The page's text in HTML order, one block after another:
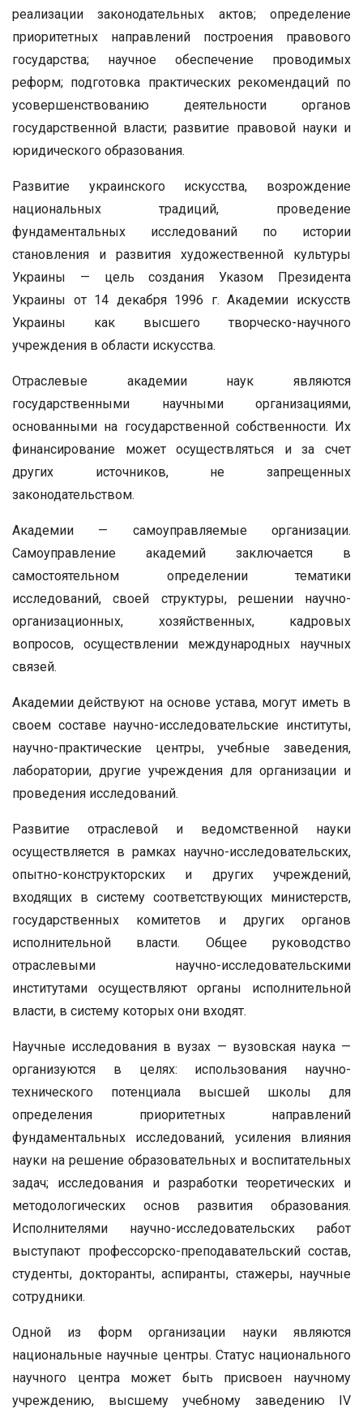
реализации законодательных актов; определение
приоритетных направлений построения правового
государства; научное обеспечение проводимых
реформ; подготовка практических рекомендаций по
усовершенствованию деятельности органов
государственной власти; развитие правовой науки и
юридического образования.
Развитие украинского искусства, возрождение
национальных традиций, проведение
фундаментальных исследований по истории
становления и развития художественной культуры
Украины — цель создания Указом Президента
Украины от 14 декабря 1996 г. Академии искусств
Украины как высшего творческо-научного
учреждения в области искусства.
Отраслевые академии наук являются
государственными научными организациями,
основанными на государственной собственности. Их
финансирование может осуществляться и за счет
других источников, не запрещенных
законодательством.
Академии — самоуправляемые организации.
Самоуправление академий заключается в
самостоятельном определении тематики
исследований, своей структуры, решении научно-
организационных, хозяйственных, кадровых
вопросов, осуществлении международных научных
связей.
Академии действуют на основе устава, могут иметь в
своем составе научно-исследовательские институты,
научно-практические центры, учебные заведения,
лаборатории, другие учреждения для организации и
проведения исследований.
Развитие отраслевой и ведомственной науки
осуществляется в рамках научно-исследовательских,
опытно-конструкторских и других учреждений,
входящих в систему соответствующих министерств,
государственных комитетов и других органов
исполнительной власти. Общее руководство
отраслевыми научно-исследовательскими
институтами осуществляют органы исполнительной
власти, в систему которых они входят.
Научные исследования в вузах — вузовская наука —
организуются в целях: использования научно-
технического потенциала высшей школы для
определения приоритетных направлений
фундаментальных исследований, усиления влияния
науки на решение образовательных и воспитательных
задач; исследования и разработки теоретических и
методологических основ развития образования.
Исполнителями научно-исследовательских работ
выступают профессорско-преподавательский состав,
студенты, докторанты, аспиранты, стажеры, научные
сотрудники.
Одной из форм организации науки являются
национальные научные центры. Статус национального
научного центра может быть присвоен научному
учреждению, высшему учебному заведению IV